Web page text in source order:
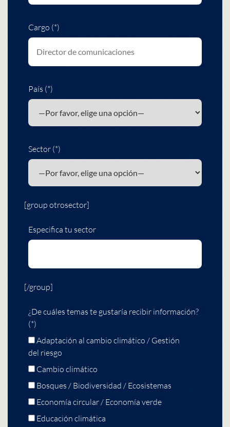
Cargo (*)
País (*)
Sector (*)
[group otrosector]
Especifica tu sector
[/group]
¿De cuáles temas te gustaría recibir información?
(*)
Adaptación al cambio climático / Gestión
del riesgo
Cambio climático
Bosques / Biodiversidad / Ecosistemas
Economía circular / Economía verde
Educación climática